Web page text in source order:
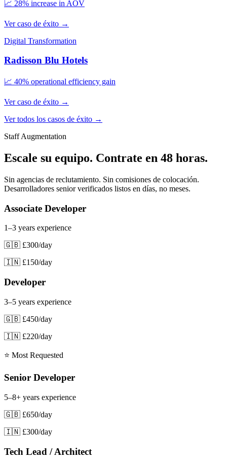
📈 28% increase in AOV
Ver caso de éxito →
Digital Transformation
Radisson Blu Hotels
📈 40% operational efficiency gain
Ver caso de éxito →
Ver todos los casos de éxito →
Staff Augmentation
Escale su equipo. Contrate en 48 horas.
Sin agencias de reclutamiento. Sin comisiones de colocación.
Desarrolladores senior verificados listos en días, no meses.
Associate Developer
1–3 years experience
🇬🇧 £300/day
🇮🇳 £150/day
Developer
3–5 years experience
🇬🇧 £450/day
🇮🇳 £220/day
⭐ Most Requested
Senior Developer
5–8+ years experience
🇬🇧 £650/day
🇮🇳 £300/day
Tech Lead / Architect